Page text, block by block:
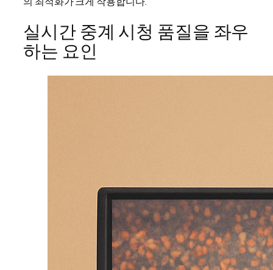
실시간 중계 시청 품질을 좌우
하는 요인